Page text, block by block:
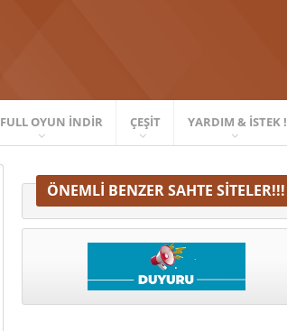
FULL OYUN İNDIR ÇEŞIT YARDIM & İSTEK !
ÖNEMLI BENZER SAHTE SITELER!!!